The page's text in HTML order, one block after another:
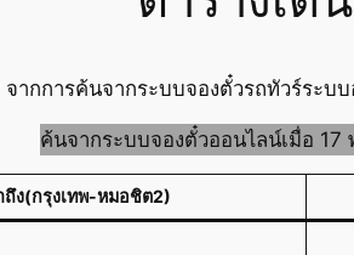
ากการค้นจากระบบจองตั๋วรถทัวร์ระบ
ค้นจากระบบจองตั๋วออนไลน์เมื่อ
ถึง(กรุงเทพ-หมอชิต2)